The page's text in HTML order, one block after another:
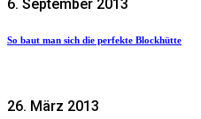
6. September 2013
So baut man sich die perfekte Blockhütte
26. März 2013